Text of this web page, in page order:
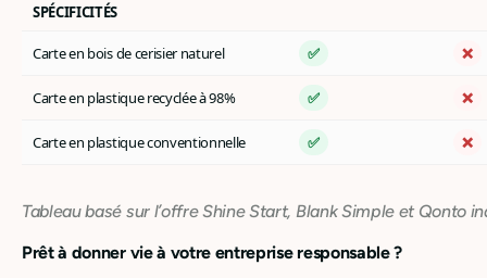
SPÉCIFICITÉS
Carte en bois de cerisier naturel ✅ ❌
Carte en plastique recyclée à 98% ✅ ❌
Carte en plastique conventionnelle ✅ ❌
Tableau basé sur l’offre Shine Start, Blank Simple et Qonto
Prêt à donner vie à votre entreprise responsable ?